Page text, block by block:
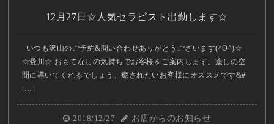
12月27日☆人気セラピスト出勤します☆
いつも沢山のご予約&問い合わせありがとうございます(^O^)☆
☆愛川☆ おもてなしの気持ちでお客様をご案内します。癒しの空
間に導いてくれるでしょう、癒されたいお客様にオススメです&#
[…]
2018/12/27 お店からのお知らせ